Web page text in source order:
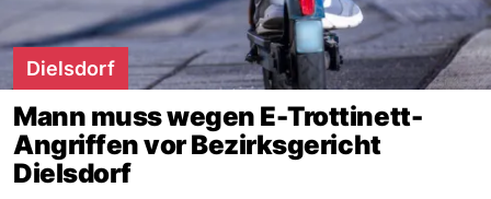
Dielsdorf
Mann muss wegen E-Trottinett-
Angriffen vor Bezirksgericht
Dielsdorf